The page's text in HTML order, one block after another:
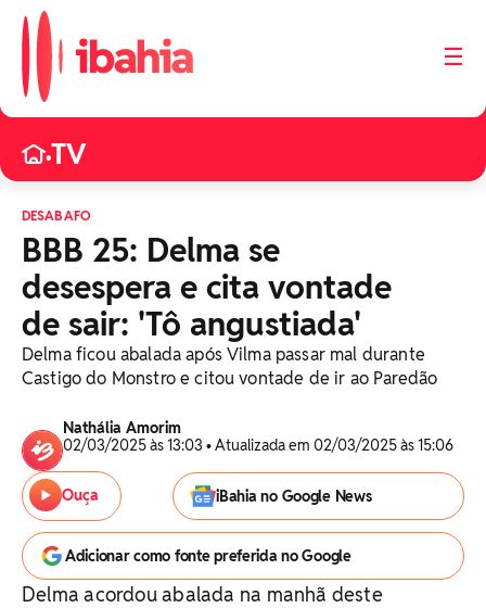
☰
•TV
DESABAFO
BBB 25: Delma se
desespera e cita vontade
de sair: 'Tô angustiada'
Delma ficou abalada após Vilma passar mal durante
Castigo do Monstro e citou vontade de ir ao Paredão
Nathália Amorim
02/03/2025 às 13:03 • Atualizada em 02/03/2025 às 15:06
Ouça iBahia no Google News
Adicionar como fonte preferida no Google
Delma acordou abalada na manhã deste